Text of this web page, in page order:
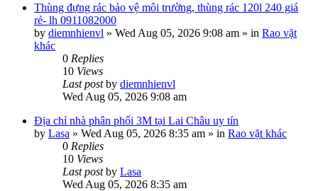
Thùng đựng rác bảo vệ môi trường, thùng rác 120l 240 giá
rẻ- lh 0911082000
by diemnhienvl » Wed Aug 05, 2026 9:08 am » in Rao vặt
khác
0 Replies
10 Views
Last postby diemnhienvl
Wed Aug 05, 2026 9:08 am
Địa chỉ nhà phân phối 3M tại Lai Châu uy tín
by Lasa » Wed Aug 05, 2026 8:35 am » in Rao vặt khác
0 Replies
10 Views
Last postby Lasa
Wed Aug 05, 2026 8:35 am